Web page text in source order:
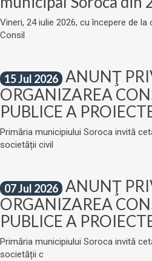
Vineri, 24 iulie 2026, cu începere de
Consil
15 Jul 2026 ANUNŢ
ORGANIZAREA
PUBLICE A
Primăria municipiului Soroca invită
societății civil
07 Jul 2026 ANUNŢ
ORGANIZAREA
PUBLICE A
Primăria municipiului Soroca invită
societății c